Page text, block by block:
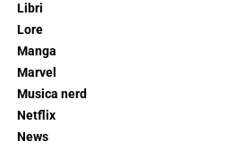
Libri
Lore
Manga
Marvel
Musica nerd
Netflix
News